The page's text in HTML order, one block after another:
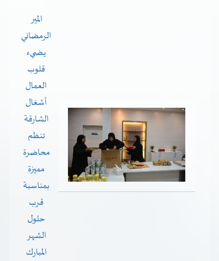
المير
الرمضاني
يضيء
قلوب
العمال
أشغال
الشارقة
تنظم
محاضرة
مميزة
بمناسبة
قرب
حلول
الشهر
المبارك